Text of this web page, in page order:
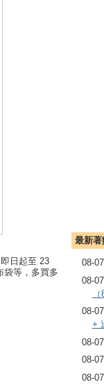
最新著
08-07
08-07
08-07
+
08-07
08-07
08-07
日起至 23
袋等，多買多